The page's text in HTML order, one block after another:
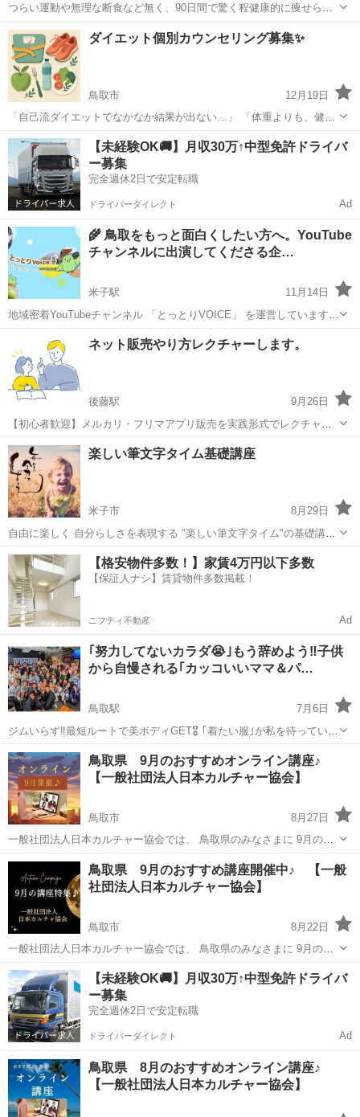
つらい運動や無理な断食など無く、90日間で驚く程健康的に痩せられ
て、リバウンドもしないダイエットにご興味はありませんか？ ダイエ
ットしたいけど運動は苦手で続けられない。 カロリー計算とか面倒で
頭が痛くなりそう。 頑張ってダ...
鳥取 倉吉市 倉吉駅 その他
ダイエット個別カウンセリング募集✨
鳥取市
12月19日
「自己流ダイエットでなかなか結果が出ない…」 「体重よりも、健康
的にキレイになりたい💎」 「リバウンドしない習慣を身につけたい
💪」 そんなあなたへ💌 一人ひとりに合わせた“心と体の整え方”をお伝
えする、 完全オ...
鳥取 鳥取市 その他 オンライン
【未経験OK🚚】月収30万↑中型免許ドライバ
ー募集
完全週休2日で安定転職
ドライバーダイレクト Ad
🌾 鳥取をもっと面白くしたい方へ。YouTube
チャンネルに出演してくださる企…
米子駅
11月14日
地域密着YouTubeチャンネル 「とっとりVOICE」 を運営しています。
鳥取の魅力、地元企業やお店の挑戦、地域で頑張る人たちのストーリ
ーを “見て楽しめるローカル番組”として動画で発信しています。 ■ 視
聴者の...
米子駅 その他 YouTube
ネット販売やり方レクチャーします。
後藤駅
9月26日
【初心者歓迎】メルカリ・フリマアプリ販売を実践形式でレクチャー
します！ 「家にある不用品を売りたいけど、やり方が分からない」
「メルカリを始めたいけど不安」 「副収入を作りたい」 そんな方のお
鳥取 米子市 後藤駅 その他 ラクマ
楽しい筆文字タイム基礎講座
米子市
8月29日
自由に楽しく 自分らしさを表現する "楽しい筆文字タイム"の基礎講座
のご案内です♡ 筆文字アートは、 決まりやルールのない自由な世界。
初めての方も 字が書くのが苦手でも大丈夫🙆‍♀️ ...
鳥取 米子市 その他 文字
【格安物件多数！】家賃4万円以下多数
【保証人ナシ】賃貸物件多数掲載！
ニフティ不動産 Ad
｢努力してないカラダ😭｣もう辞めよう‼️子供
から自慢される｢カッコいいママ＆パ…
鳥取駅
7月6日
ジムいらず‼️最短ルートで美ボディGET🎖️ ｢着たい服｣が私を待っている
🎵 “変わる私“にトキメク毎日‼️ 自宅で完結🏠場所も時間も自由🎵 【男
女双子パパのオンラインボディメイク👩‍❤️‍👨】 1️⃣マインドの書...
鳥取 鳥取市 鳥取駅 その他 ママ
鳥取県 9月のおすすめオンライン講座♪
【一般社団法人日本カルチャー協会】
鳥取市
8月27日
一般社団法人日本カルチャー協会では、 鳥取県のみなさまに 9月のお
すすめオンライン講座の開催をしております。 その他、下記の様々な
講座や募集も行っておりますので、 宜しくお願い致します。 【9月オ
ンライン講座】...
鳥取 鳥取市 その他
鳥取県 9月のおすすめ講座開催中♪ 【一般
社団法人日本カルチャー協会】
鳥取市
8月22日
一般社団法人日本カルチャー協会では、 鳥取県のみなさまに 9月のお
すすめ講座の開催をしております。 その他、下記の様々な講座や募集
も行っておりますので、 宜しくお願い致します。 ◆【9月のおすすめ
講座】...
鳥取 鳥取市 その他
【未経験OK🚚】月収30万↑中型免許ドライバ
ー募集
完全週休2日で安定転職
ドライバーダイレクト Ad
鳥取県 8月のおすすめオンライン講座♪
【一般社団法人日本カルチャー協会】